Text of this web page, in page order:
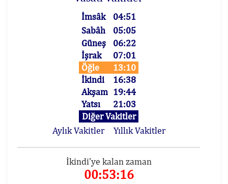
İmsâk
04:51
Sabâh
05:05
Güneş
06:22
İşrak
07:01
Öğle
13:10
İkindi
16:38
Akşam 19:44
Yatsı
21:03
Diğer Vakitler
Aylık Vakitler
Yıllık Vakitler
İkindi'ye kalan zaman
00:53:16